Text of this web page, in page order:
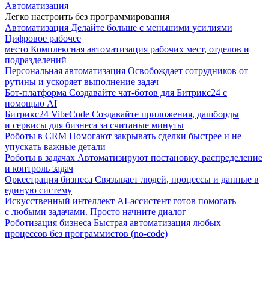
Автоматизация
Легко настроить без программирования
Автоматизация Делайте больше с меньшими усилиями
Цифровое рабочее
место Комплексная автоматизация рабочих мест, отделов и
подразделений
Персональная автоматизация Освобождает сотрудников от
рутины и ускоряет выполнение задач
Бот-платформа Создавайте чат-ботов для Битрикс24 с
помощью AI
Битрикс24 VibeCode Создавайте приложения, дашборды
и сервисы для бизнеса за считаные минуты
Роботы в CRM Помогают закрывать сделки быстрее и не
упускать важные детали
Роботы в задачах Автоматизируют постановку, распределение
и контроль задач
Оркестрация бизнеса Связывает людей, процессы и данные в
единую систему
Искусственный интеллект AI-ассистент готов помогать
с любыми задачами. Просто начните диалог
Роботизация бизнеса Быстрая автоматизация любых
процессов без программистов (no-code)